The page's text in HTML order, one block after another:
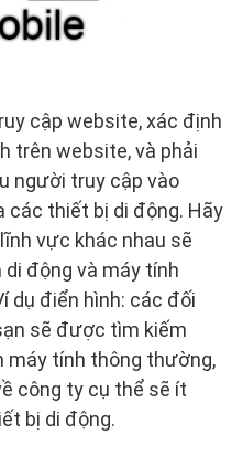
cập website, xác định
trên website, và phải
người truy cập vào
các thiết bị di động. Hãy
vực khác nhau sẽ
động và máy tính
dụ điển hình: các đối
sẽ được tìm kiếm
máy tính thông thường,
công ty cụ thể sẽ ít
bị di động.